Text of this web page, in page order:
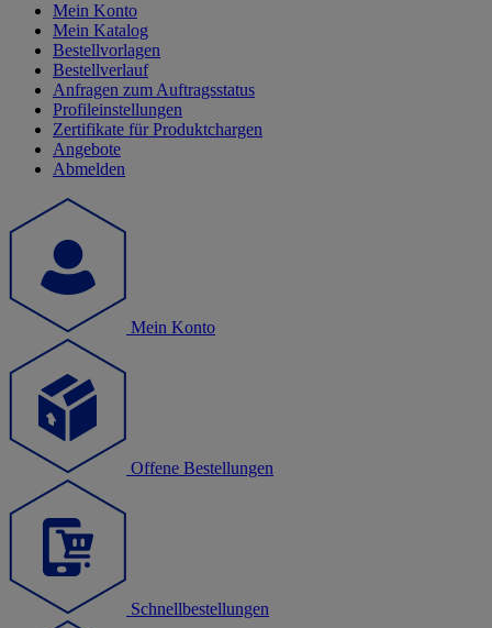
Mein Konto
Mein Katalog
Bestellvorlagen
Bestellverlauf
Anfragen zum Auftragsstatus
Profileinstellungen
Zertifikate für Produktchargen
Angebote
Abmelden
Mein Konto
Offene Bestellungen
Schnellbestellungen